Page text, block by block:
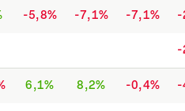
-5,8% -7,1% -7,1% -
-
6,1% 8,2% -0,4% -